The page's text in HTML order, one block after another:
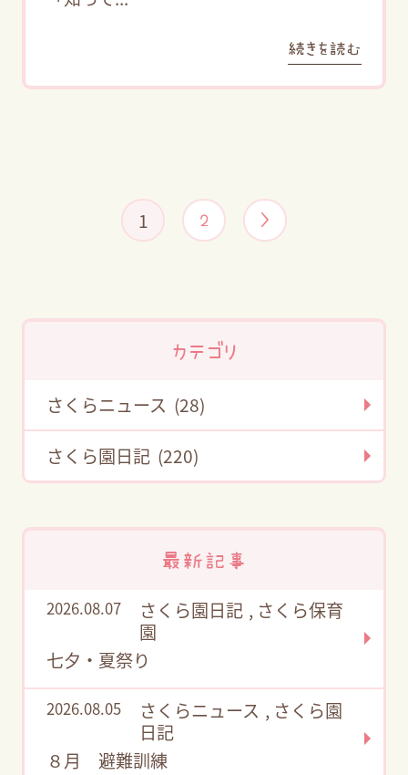
続きを読む
1 2 >
カテゴリ
さくらニュース (28)
さくら園日記 (220)
最新記事
2026.08.07 さくら園日記 , さくら保育
園
七夕・夏祭り
2026.08.05 さくらニュース , さくら園
日記
８月 避難訓練